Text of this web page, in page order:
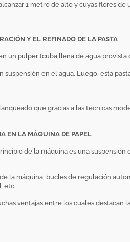
1 metro de alto y cuyas flores
Y EL REFINADO DE LA PASTA
un pulper (cuba llena de agua provista
suspensión en el agua. Luego, esta
que gracias a las técnicas
EN LA MÁQUINA DE PAPEL
de la máquina es una
la máquina, bucles de regulación
etc.
ventajas entre los cuales destacan